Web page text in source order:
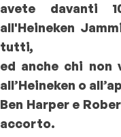
avete davanti
all'Heineken
tutti,
ed anche chi non
all’Heineken o
Ben Harper e
accorto.